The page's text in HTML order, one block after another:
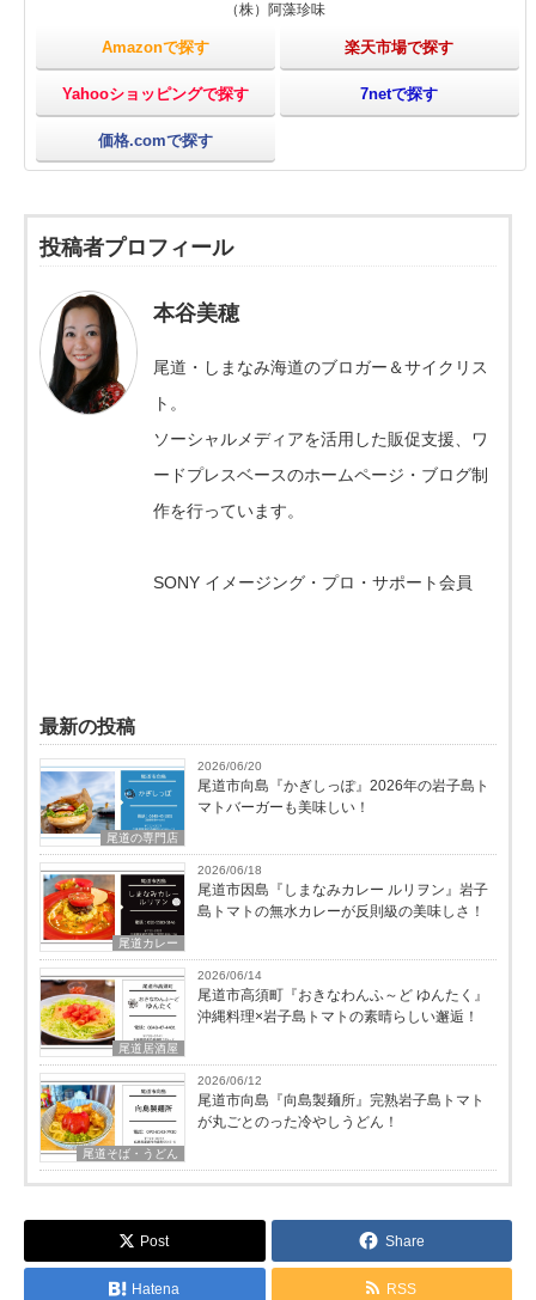
（株）阿藻珍味
Amazonで探す 楽天市場で探す
Yahooショッピングで探す 7netで探す
価格.comで探す
投稿者プロフィール
本谷美穂
尾道・しまなみ海道のブロガー＆サイクリス
ト。
ソーシャルメディアを活用した販促支援、ワ
ードプレスベースのホームページ・ブログ制
作を行っています。
SONY イメージング・プロ・サポート会員
最新の投稿
尾道の専門店
2026/06/20
尾道市向島『かぎしっぽ』2026年の岩子島ト
マトバーガーも美味しい！
尾道カレー
2026/06/18
尾道市因島『しまなみカレー ルリヲン』岩子
島トマトの無水カレーが反則級の美味しさ！
尾道居酒屋
2026/06/14
尾道市高須町『おきなわんふ～ど ゆんたく』
沖縄料理×岩子島トマトの素晴らしい邂逅！
尾道そば・うどん
2026/06/12
尾道市向島『向島製麺所』完熟岩子島トマト
が丸ごとのった冷やしうどん！
Post Share
Hatena RSS